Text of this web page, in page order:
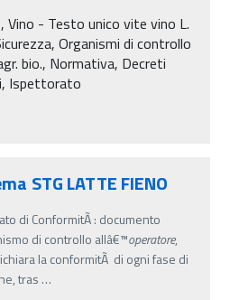
Vino - Testo unico vite vino L.
Organismi di controllo
bio., Normativa, Decreti
Ispettorato
STG LATTE FIENO
di ConformitÃ : documento
di controllo allâ€™operatore,
la conformitÃ di ogni fase di
tras …